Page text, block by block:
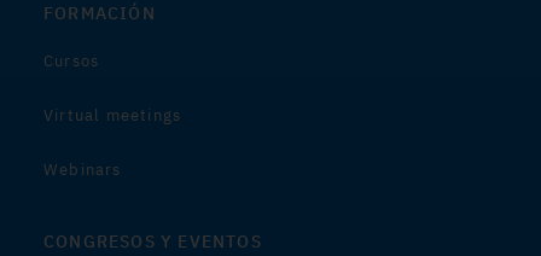
FORMACIÓN
Cursos
Virtual meetings
Webinars
CONGRESOS Y EVENTOS